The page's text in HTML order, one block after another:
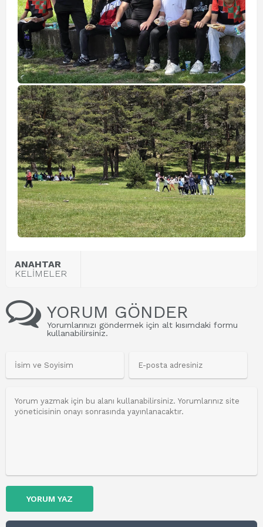
ANAHTAR
KELİMELER
YORUM GÖNDER
Yorumlarınızı göndermek için alt kısımdaki formu
kullanabilirsiniz.
YORUM YAZ